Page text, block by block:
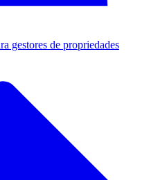
gestores de propriedades